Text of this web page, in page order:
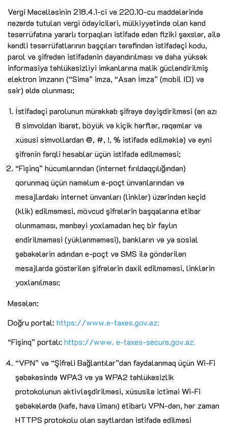
Vergi Məcəlləsinin 218.4.1-ci və 220.10-cu maddələrində
nəzərdə tutulan vergi ödəyiciləri, mülkiyyətində olan kənd
təsərrüfatına yararlı torpaqları istifadə edən fiziki şəxslər, ailə
kəndli təsərrüfatlarının başçıları tərəfindən istifadəçi kodu,
parol və şifrədən istifadənin dayandırılması və daha yüksək
informasiya təhlükəsizliyi imkanlarına malik gücləndirilmiş
elektron imzanın (“Sima” imza, “Asan İmza” (mobil ID) və
sair) əldə olunması;
İstifadəçi parolunun mürəkkəb şifrəyə dəyişdirilməsi (ən azı
8 simvoldan ibarət, böyük və kiçik hərflər, rəqəmlər və
xüsusi simvollardan @, #, !, % istifadə edilməklə) və eyni
şifrənin fərqli hesablar üçün istifadə edilməməsi;
“Fișinq” hücumlarından (internet fırıldaqçılığından)
qorunmaq üçün naməlum e-poçt ünvanlarından və
mesajlardakı internet ünvanları (linklər) üzərindən keçid
(klik) edilməməsi, mövcud şifrələrin başqalarına etibar
olunmaması, mənbəyi yoxlamadan heç bir faylın
endirilməməsi (yüklənməməsi), bankların və ya sosial
şəbəkələrin adından e-poçt və SMS ilə göndərilən
mesajlarda göstərilən şifrələrin daxil edilməməsi, linklərin
yoxlanılması;
Məsələn:
Doğru portal: https://www.e-taxes.gov.az;
“Fişinq” portalı: https://www. e-taxes-secure.gov.az.
“VPN” və “Şifrəli Bağlantılar”dan faydalanmaq üçün Wi-Fi
şəbəkəsində WPA3 və ya WPA2 təhlükəsizlik
protokolunun aktivləşdirilməsi, xüsusilə ictimai Wi-Fi
şəbəkələrdə (kafe, hava limanı) etibarlı VPN-dən, hər zaman
HTTPS protokolu olan saytlardan istifadə edilməsi